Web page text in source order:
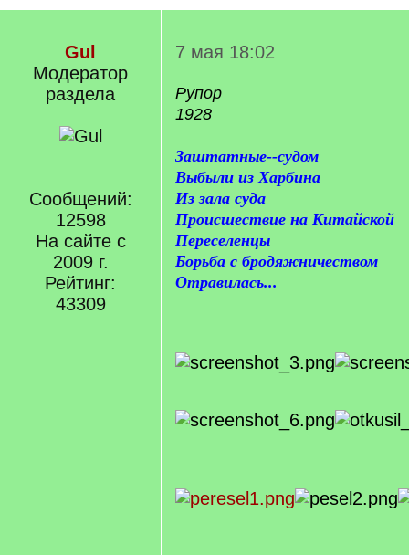
Gul
Модератор
раздела
Сообщений:
12598
На сайте с
2009 г.
Рейтинг:
43309
7 мая 18:02
Рупор
1928
Заштатные--судом
Выбыли из Харбина
Из зала суда
Происшествие на Китайской
Переселенцы
Борьба с бродяжничеством
Отравилась...